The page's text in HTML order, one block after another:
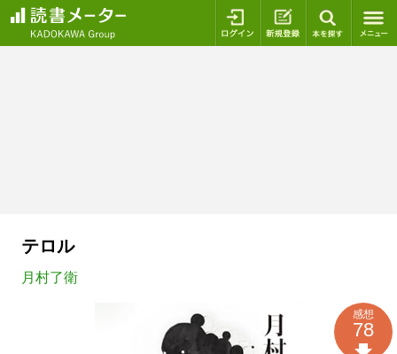
ログイン 新規登録
テロル
月村了衛
感想
78